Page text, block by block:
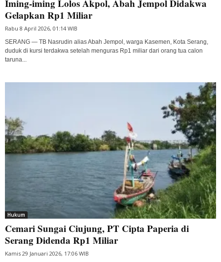
Iming-iming Lolos Akpol, Abah Jempol Didakwa
Gelapkan Rp1 Miliar
Rabu 8 April 2026, 01:14 WIB
SERANG — TB Nasrudin alias Abah Jempol, warga Kasemen, Kota Serang,
duduk di kursi terdakwa setelah menguras Rp1 miliar dari orang tua calon
taruna...
Hukum
Cemari Sungai Ciujung, PT Cipta Paperia di
Serang Didenda Rp1 Miliar
Kamis 29 Januari 2026, 17:06 WIB